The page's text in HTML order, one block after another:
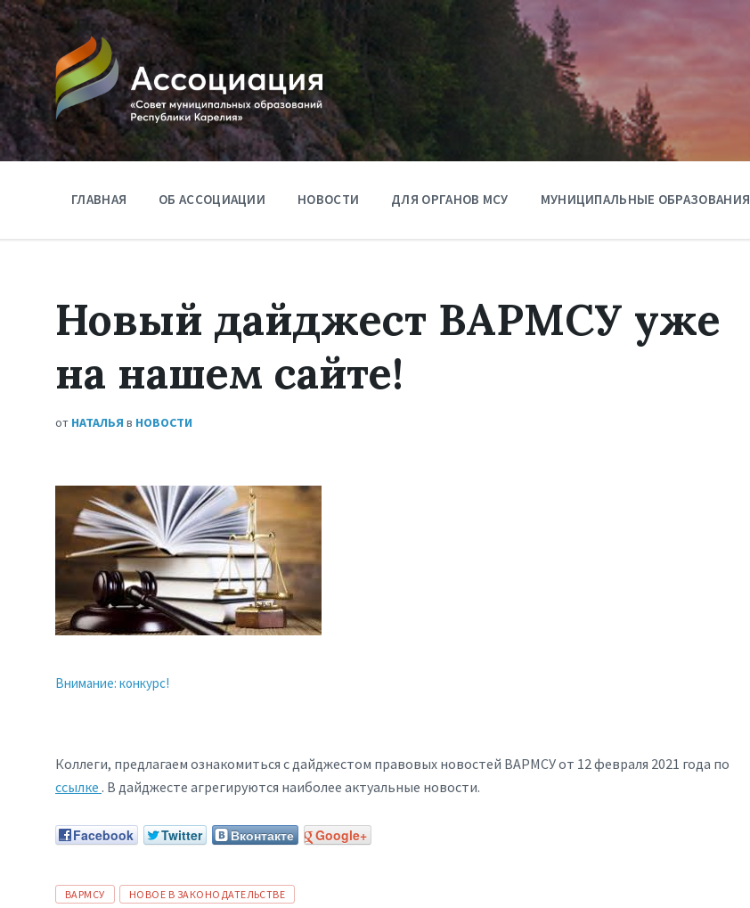
ГЛАВНАЯ ОБ АССОЦИАЦИИ НОВОСТИ ДЛЯ ОРГАНОВ МСУ МУНИЦИПАЛЬНЫЕ ОБРАЗОВАНИЯ
Новый дайджест ВАРМСУ уже
на нашем сайте!
от НАТАЛЬЯ в НОВОСТИ
Внимание: конкурс!
Коллеги, предлагаем ознакомиться с дайджестом правовых новостей ВАРМСУ от 12 февраля 2021 года по
ссылке . В дайджесте агрегируются наиболее актуальные новости.
Facebook Twitter Вконтакте Google+
ТЕГИ:
ВАРМСУ НОВОЕ В ЗАКОНОДАТЕЛЬСТВЕ